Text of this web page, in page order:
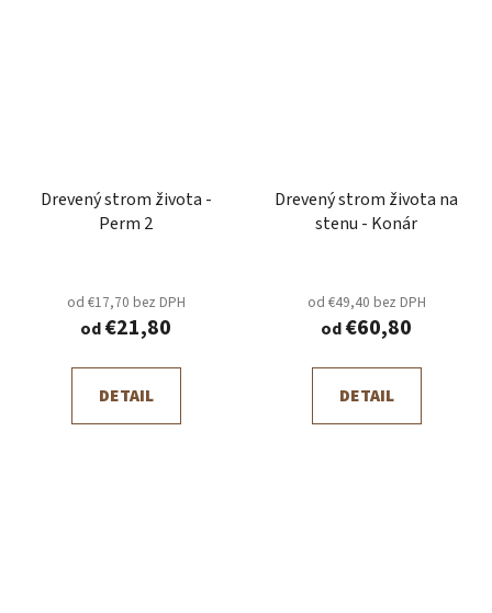
Drevený strom života -
Perm 2
od €17,70 bez DPH
od€21,80
DETAIL
Drevený strom života na
stenu - Konár
od €49,40 bez DPH
od€60,80
DETAIL